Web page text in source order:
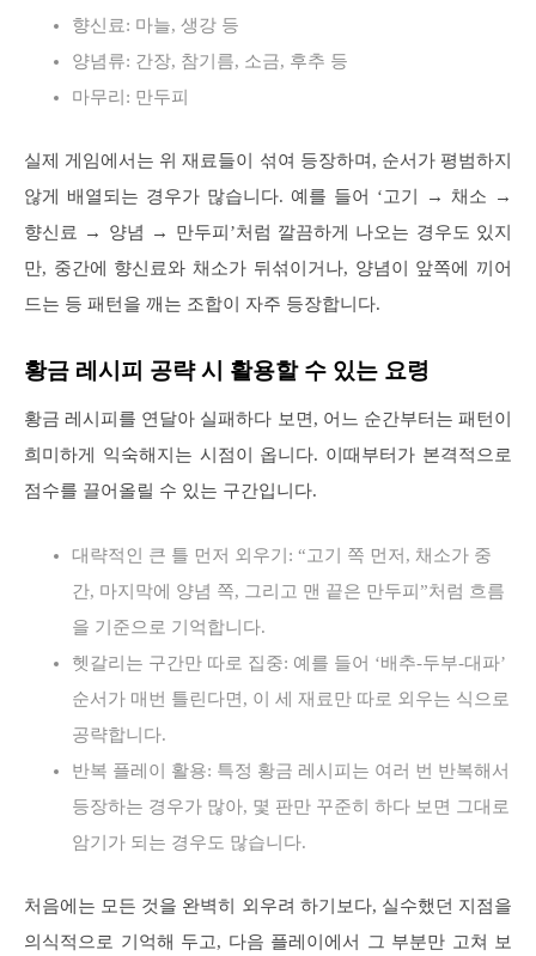
향신료: 마늘, 생강 등
양념류: 간장, 참기름, 소금, 후추 등
마무리: 만두피
실제 게임에서는 위 재료들이 섞여 등장하며, 순서가 평범하지
않게 배열되는 경우가 많습니다. 예를 들어 ‘고기 → 채소 →
향신료 → 양념 → 만두피’처럼 깔끔하게 나오는 경우도 있지
만, 중간에 향신료와 채소가 뒤섞이거나, 양념이 앞쪽에 끼어
드는 등 패턴을 깨는 조합이 자주 등장합니다.
황금 레시피 공략 시 활용할 수 있는 요령
황금 레시피를 연달아 실패하다 보면, 어느 순간부터는 패턴이
희미하게 익숙해지는 시점이 옵니다. 이때부터가 본격적으로
점수를 끌어올릴 수 있는 구간입니다.
대략적인 큰 틀 먼저 외우기: “고기 쪽 먼저, 채소가 중
간, 마지막에 양념 쪽, 그리고 맨 끝은 만두피”처럼 흐름
을 기준으로 기억합니다.
헷갈리는 구간만 따로 집중: 예를 들어 ‘배추-두부-대파’
순서가 매번 틀린다면, 이 세 재료만 따로 외우는 식으로
공략합니다.
반복 플레이 활용: 특정 황금 레시피는 여러 번 반복해서
등장하는 경우가 많아, 몇 판만 꾸준히 하다 보면 그대로
암기가 되는 경우도 많습니다.
처음에는 모든 것을 완벽히 외우려 하기보다, 실수했던 지점을
의식적으로 기억해 두고, 다음 플레이에서 그 부분만 고쳐 보